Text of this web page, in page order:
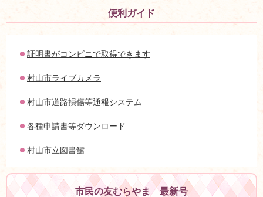
便利ガイド
証明書がコンビニで取得できます
村山市ライブカメラ
村山市道路損傷等通報システム
各種申請書等ダウンロード
村山市立図書館
市民の友むらやま 最新号